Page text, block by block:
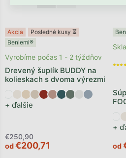
Akcia
Posledné kusy ⏳
Benlemi®
Drevený šuplík BUDDY na
kolieskach s dvoma výrezmi
+ ďalšie
Vyrobíme počas 1 - 2 týždňov
€250,90
od€200,71
+
od